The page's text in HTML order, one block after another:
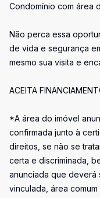
Condomínio com área
Não perca essa
de vida e segurança
mesmo sua visita e
ACEITA
*A área do imóvel
confirmada junto à
direitos, se não se
certa e discriminada,
anunciada que deverá
vinculada, área